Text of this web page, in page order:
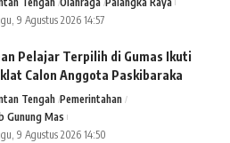
9 Agustus 2026 14:57
Pelajar Terpilih di Gumas Ikuti
Calon Anggota Paskibaraka
Tengah Pemerintahan
Gunung Mas
9 Agustus 2026 14:50